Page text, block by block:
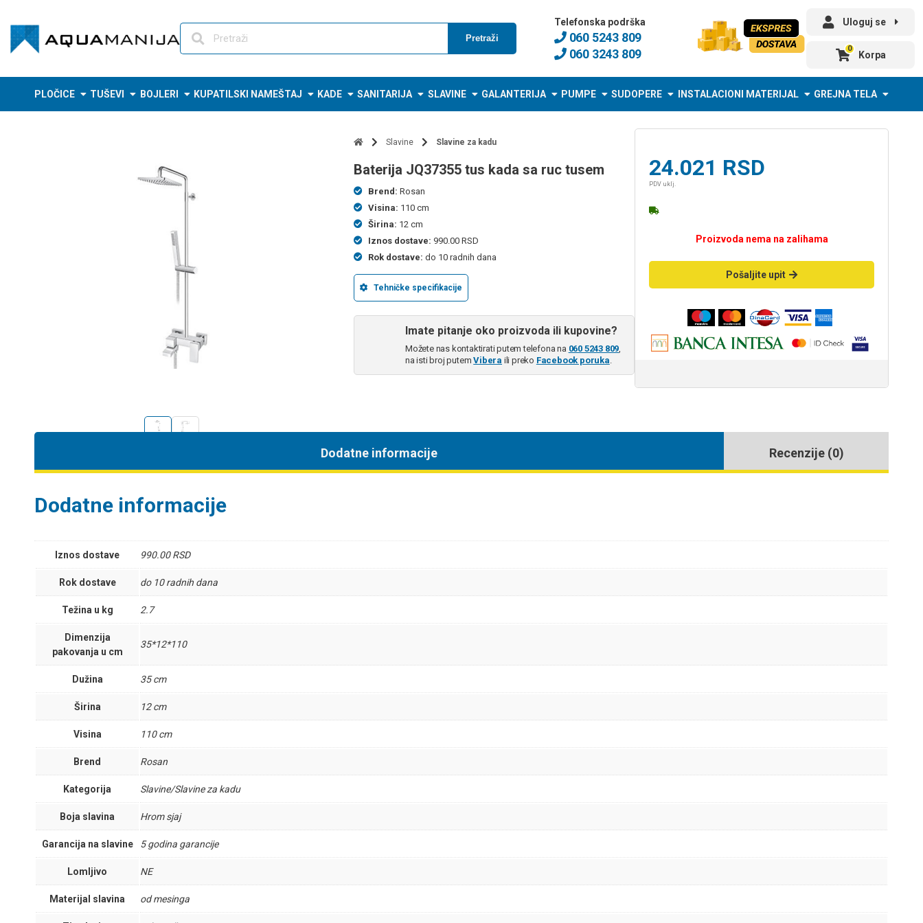
content
Pretraži
Telefonska podrška
060 5243 809
060 3243 809
Uloguj se
0
Korpa
PLOČICE TUŠEVI BOJLERI KUPATILSKI NAMEŠTAJ KADE SANITARIJA SLAVINE GALANTERIJA PUMPE SUDOPERE INSTALACIONI MATERIJAL GREJNA TELA
Slavine Slavine za kadu
baterija JQ37355 tus kada sa ruc tusem
Brend: Rosan
Visina: 110 cm
Širina: 12 cm
Iznos dostave: 990.00 RSD
Rok dostave: do 10 radnih dana
Tehničke specifikacije
Imate pitanje oko proizvoda ili kupovine?
Možete nas kontaktirati putem telefona na 060 5243 809,
na isti broj putemVibera ili preko Facebook poruka.
24.021 RSD
PDV uklj.
Proizvoda nema na zalihama
Pošaljite upit
Dodatne informacije Recenzije (0)
Dodatne informacije
Iznos dostave 990.00 RSD
Rok dostave do 10 radnih dana
Težina u kg 2.7
Dimenzija
pakovanja u cm
35*12*110
Dužina 35 cm
Širina 12 cm
Visina 110 cm
Brend Rosan
Kategorija Slavine/Slavine za kadu
Boja slavina Hrom sjaj
Garancija na slavine 5 godina garancije
Lomljivo NE
Materijal slavina od mesinga